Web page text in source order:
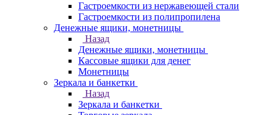
Гастроемкости из нержавеющей стали
Гастроемкости из полипропилена
Денежные ящики, монетницы
Назад
Денежные ящики, монетницы
Кассовые ящики для денег
Монетницы
Зеркала и банкетки
Назад
Зеркала и банкетки